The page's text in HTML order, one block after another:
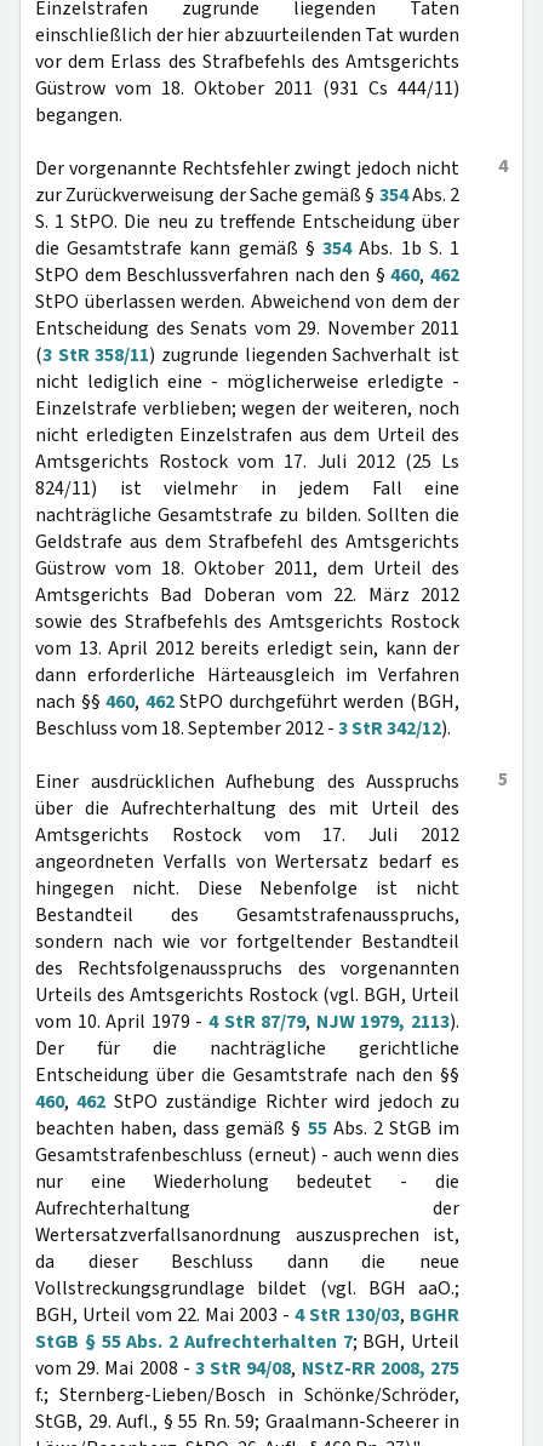
Einzelstrafen zugrunde liegenden Taten
einschließlich der hier abzuurteilenden Tat wurden
vor dem Erlass des Strafbefehls des Amtsgerichts
Güstrow vom 18. Oktober 2011 (931 Cs 444/11)
begangen.
4
Der vorgenannte Rechtsfehler zwingt jedoch nicht
zur Zurückverweisung der Sache gemäß § 354Abs. 2
S. 1 StPO. Die neu zu treffende Entscheidung über
die Gesamtstrafe kann gemäß §354Abs. 1b S. 1
StPO dem Beschlussverfahren nach den §460,462
StPO überlassen werden. Abweichend von dem der
Entscheidung des Senats vom 29. November 2011
(3 StR 358/11) zugrunde liegenden Sachverhalt ist
nicht lediglich eine - möglicherweise erledigte -
Einzelstrafe verblieben; wegen der weiteren, noch
nicht erledigten Einzelstrafen aus dem Urteil des
Amtsgerichts Rostock vom 17. Juli 2012 (25 Ls
824/11) ist vielmehr in jedem Fall eine
nachträgliche Gesamtstrafe zu bilden. Sollten die
Geldstrafe aus dem Strafbefehl des Amtsgerichts
Güstrow vom 18. Oktober 2011, dem Urteil des
Amtsgerichts Bad Doberan vom 22. März 2012
sowie des Strafbefehls des Amtsgerichts Rostock
vom 13. April 2012 bereits erledigt sein, kann der
dann erforderliche Härteausgleich im Verfahren
nach §§460, 462StPO durchgeführt werden (BGH,
Beschluss vom 18. September 2012 -3 StR 342/12).
5
Einer ausdrücklichen Aufhebung des Ausspruchs
über die Aufrechterhaltung des mit Urteil des
Amtsgerichts Rostock vom 17. Juli 2012
angeordneten Verfalls von Wertersatz bedarf es
hingegen nicht. Diese Nebenfolge ist nicht
Bestandteil des Gesamtstrafenausspruchs,
sondern nach wie vor fortgeltender Bestandteil
des Rechtsfolgenausspruchs des vorgenannten
Urteils des Amtsgerichts Rostock (vgl. BGH, Urteil
vom 10. April 1979 - 4 StR 87/79, NJW 1979, 2113).
Der für die nachträgliche gerichtliche
Entscheidung über die Gesamtstrafe nach den §§
460,462 StPO zuständige Richter wird jedoch zu
beachten haben, dass gemäß § 55Abs. 2 StGB im
Gesamtstrafenbeschluss (erneut) - auch wenn dies
nur eine Wiederholung bedeutet - die
Aufrechterhaltung der
Wertersatzverfallsanordnung auszusprechen ist,
da dieser Beschluss dann die neue
Vollstreckungsgrundlage bildet (vgl. BGH aaO.;
BGH, Urteil vom 22. Mai 2003 - 4 StR 130/03, BGHR
StGB § 55 Abs. 2 Aufrechterhalten 7; BGH, Urteil
vom 29. Mai 2008 - 3 StR 94/08, NStZ-RR 2008, 275
f.; Sternberg-Lieben/Bosch in Schönke/Schröder,
StGB, 29. Aufl., § 55 Rn. 59; Graalmann-Scheerer in